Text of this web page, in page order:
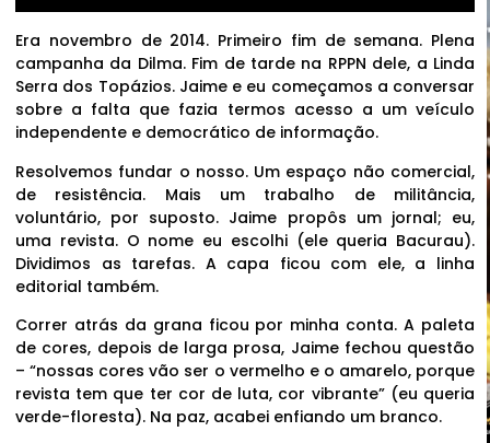
Era novembro de 2014. Primeiro fim de semana. Plena
campanha da Dilma. Fim de tarde na RPPN dele, a Linda
Serra dos Topázios. Jaime e eu começamos a conversar
sobre a falta que fazia termos acesso a um veículo
independente e democrático de informação.
Resolvemos fundar o nosso. Um espaço não comercial,
de resistência. Mais um trabalho de militância,
voluntário, por suposto. Jaime propôs um jornal; eu,
uma revista. O nome eu escolhi (ele queria Bacurau).
Dividimos as tarefas. A capa ficou com ele, a linha
editorial também.
Correr atrás da grana ficou por minha conta. A paleta
de cores, depois de larga prosa, Jaime fechou questão
– “nossas cores vão ser o vermelho e o amarelo, porque
revista tem que ter cor de luta, cor vibrante” (eu queria
verde-floresta). Na paz, acabei enfiando um branco.